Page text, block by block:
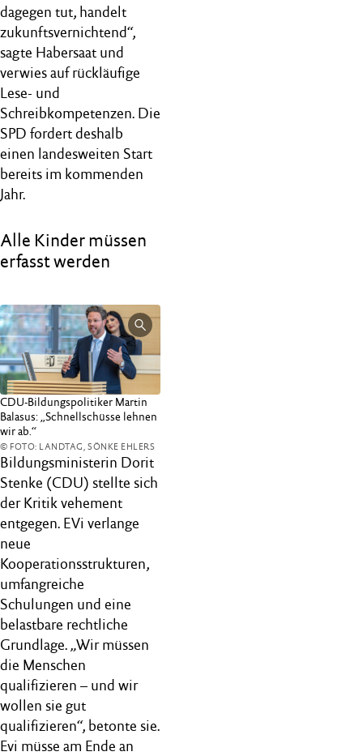
dagegen tut, handelt
zukunftsvernichtend“,
sagte Habersaat und
verwies auf rückläufige
Lese- und
Schreibkompetenzen. Die
SPD fordert deshalb
einen landesweiten Start
bereits im kommenden
Jahr.
Alle Kinder müssen
erfasst werden
CDU-Bildungspolitiker Martin
Balasus: „Schnellschüsse lehnen
wir ab.“
© FOTO: LANDTAG, SÖNKE EHLERS
Bildungsministerin Dorit
Stenke (CDU) stellte sich
der Kritik vehement
entgegen. EVi verlange
neue
Kooperationsstrukturen,
umfangreiche
Schulungen und eine
belastbare rechtliche
Grundlage. „Wir müssen
die Menschen
qualifizieren – und wir
wollen sie gut
qualifizieren“, betonte sie.
Evi müsse am Ende an